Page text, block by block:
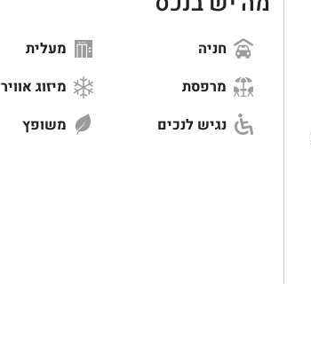
חניה
מעלית
מרפסת
מיזוג אוויר
נגיש לנכים
משופץ